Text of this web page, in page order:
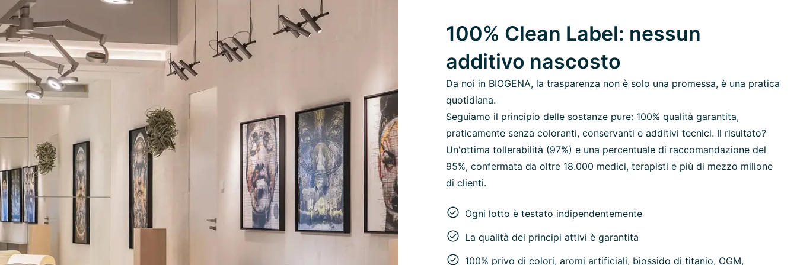
100% Clean Label: nessun
additivo nascosto
Da noi in BIOGENA, la trasparenza non è solo una promessa, è una pratica
quotidiana.
Seguiamo il principio delle sostanze pure: 100% qualità garantita,
praticamente senza coloranti, conservanti e additivi tecnici. Il risultato?
Un'ottima tollerabilità (97%) e una percentuale di raccomandazione del
95%, confermata da oltre 18.000 medici, terapisti e più di mezzo milione
di clienti.
Ogni lotto è testato indipendentemente
La qualità dei principi attivi è garantita
100% privo di colori, aromi artificiali, biossido di titanio, OGM,